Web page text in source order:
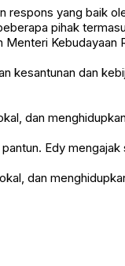
respons yang baik
pihak
kesantunan dan
dan
Edy
dan